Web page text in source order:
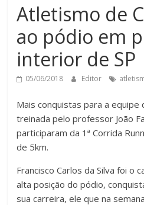
Atletismo de
ao pódio em
interior de SP
05/06/2018 Editor
Mais conquistas para a
treinada pelo professor João
participaram da 1ª Corrida
de 5km.
Francisco Carlos da Silva foi o
alta posição do pódio,
sua carreira, ele que na